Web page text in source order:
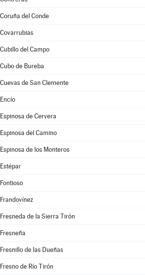
Coruña del Conde
Covarrubias
Cubillo del Campo
Cubo de Bureba
Cuevas de San Clemente
Encío
Espinosa de Cervera
Espinosa del Camino
Espinosa de los Monteros
Estépar
Fontioso
Frandovínez
Fresneda de la Sierra Tirón
Fresneña
Fresnillo de las Dueñas
Fresno de Río Tirón